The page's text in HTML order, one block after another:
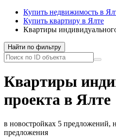
Купить недвижимость в
Купить квартиру в Ялте
Квартиры
Найти по фильтру
Квартиры
проекта в Ялте
в новостройках 5 предложений,
предложения